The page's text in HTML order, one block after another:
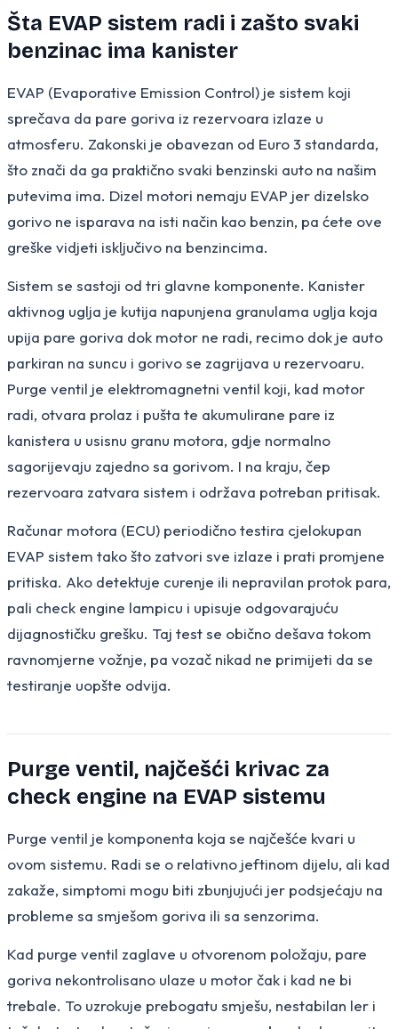
Šta EVAP sistem radi i zašto svaki
benzinac ima kanister
EVAP (Evaporative Emission Control) je sistem koji
sprečava da pare goriva iz rezervoara izlaze u
atmosferu. Zakonski je obavezan od Euro 3 standarda,
što znači da ga praktično svaki benzinski auto na našim
putevima ima. Dizel motori nemaju EVAP jer dizelsko
gorivo ne isparava na isti način kao benzin, pa ćete ove
greške vidjeti isključivo na benzincima.
Sistem se sastoji od tri glavne komponente. Kanister
aktivnog uglja je kutija napunjena granulama uglja koja
upija pare goriva dok motor ne radi, recimo dok je auto
parkiran na suncu i gorivo se zagrijava u rezervoaru.
Purge ventil je elektromagnetni ventil koji, kad motor
radi, otvara prolaz i pušta te akumulirane pare iz
kanistera u usisnu granu motora, gdje normalno
sagorijevaju zajedno sa gorivom. I na kraju, čep
rezervoara zatvara sistem i održava potreban pritisak.
Računar motora (ECU) periodično testira cjelokupan
EVAP sistem tako što zatvori sve izlaze i prati promjene
pritiska. Ako detektuje curenje ili nepravilan protok para,
pali check engine lampicu i upisuje odgovarajuću
dijagnostičku grešku. Taj test se obično dešava tokom
ravnomjerne vožnje, pa vozač nikad ne primijeti da se
testiranje uopšte odvija.
Purge ventil, najčešći krivac za
check engine na EVAP sistemu
Purge ventil je komponenta koja se najčešće kvari u
ovom sistemu. Radi se o relativno jeftinom dijelu, ali kad
zakaže, simptomi mogu biti zbunjujući jer podsjećaju na
probleme sa smješom goriva ili sa senzorima.
Kad purge ventil zaglave u otvorenom položaju, pare
goriva nekontrolisano ulaze u motor čak i kad ne bi
trebale. To uzrokuje prebogatu smješu, nestabilan ler i